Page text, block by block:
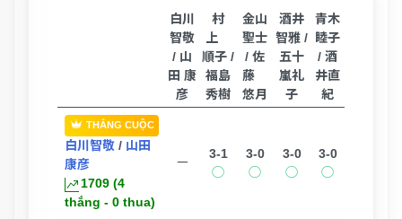
白川
智敬
/ 山
田 康
彦
村
上
順子 /
福島
秀樹
金山
聖士
/ 佐
藤
悠月
酒井
智雅 /
五十
嵐礼
子
青木
睦子
/ 酒
井直
紀
THẮNG CUỘC
白川智敬 / 山田
康彦
1709 (4
thắng - 0 thua)
ー
3-1
◯
3-0
◯
3-0
◯
3-0
◯